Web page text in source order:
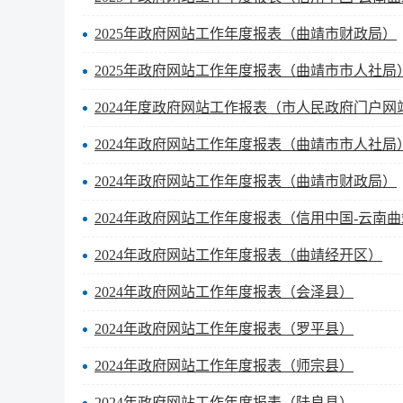
2025年政府网站工作年度报表（曲靖市财政局）
2025年政府网站工作年度报表（曲靖市市人社局）
2024年度政府网站工作报表（市人民政府门户网
2024年政府网站工作年度报表（曲靖市市人社局）
2024年政府网站工作年度报表（曲靖市财政局）
2024年政府网站工作年度报表（信用中国-云南曲
2024年政府网站工作年度报表（曲靖经开区）
2024年政府网站工作年度报表（会泽县）
2024年政府网站工作年度报表（罗平县）
2024年政府网站工作年度报表（师宗县）